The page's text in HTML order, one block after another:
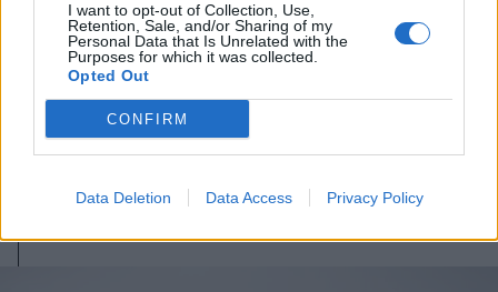
I want to opt-out of Collection, Use,
Retention, Sale, and/or Sharing of my
Personal Data that Is Unrelated with the
Purposes for which it was collected.
Opted Out
CONFIRM
Data Deletion Data Access Privacy Policy
2026. augusztus 06., csütörtök
Szent István ünneppel indul az idei
Székelyföldi Lovas Ünnep